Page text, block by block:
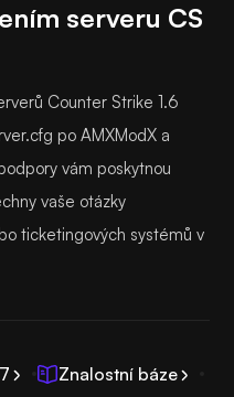
serveru CS
Counter Strike 1.6
po AMXModX a
vám poskytnou
vaše otázky
ticketingových systémů v
Znalostní báze